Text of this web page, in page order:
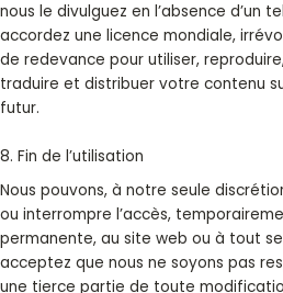
nous le divulguez en l’absence d’un
accordez une licence mondiale,
de redevance pour utiliser,
traduire et distribuer votre contenu
futur.
8. Fin de l’utilisation
Nous pouvons, à notre seule
ou interrompre l’accès,
permanente, au site web ou à tout
acceptez que nous ne soyons pas
une tierce partie de toute